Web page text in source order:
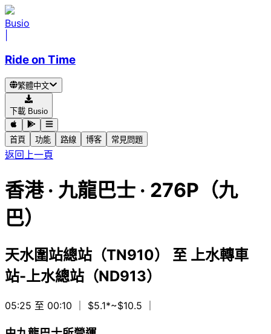
Busio
Ride on Time
繁體中文
下載 Busio
首頁 功能 路線 博客 常見問題
返回上一頁
香港· 九龍巴士 · 276P（九
巴）
天水圍站總站（TN910） 至 上水轉車
站-上水總站（ND913）
05:25 至 00:10 ｜ $5.1*~$10.5